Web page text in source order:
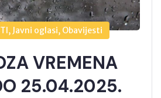
Javni oglasi, Obavijesti
VREMENA
25.04.2025.